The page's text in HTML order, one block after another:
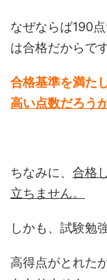
なぜならば190
は合格だからです
合格基準を満た
高い点数だろう
ちなみに、 合格
立ちません。
しかも、試験勉
高得点がとれた